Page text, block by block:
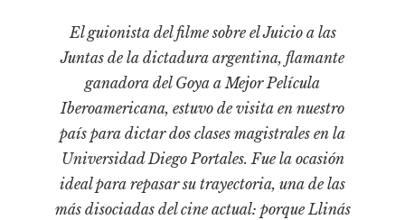
Pensamiento ilustrado
Personajes secundarios
Relecturas
Sociedad
El guionista del filme sobre el Juicio a las
Juntas de la dictadura argentina, flamante
ganadora del Goya a Mejor Película
Iberoamericana, estuvo de visita en nuestro
país para dictar dos clases magistrales en la
Universidad Diego Portales. Fue la ocasión
ideal para repasar su trayectoria, una de las
más disociadas del cine actual: porque Llinás